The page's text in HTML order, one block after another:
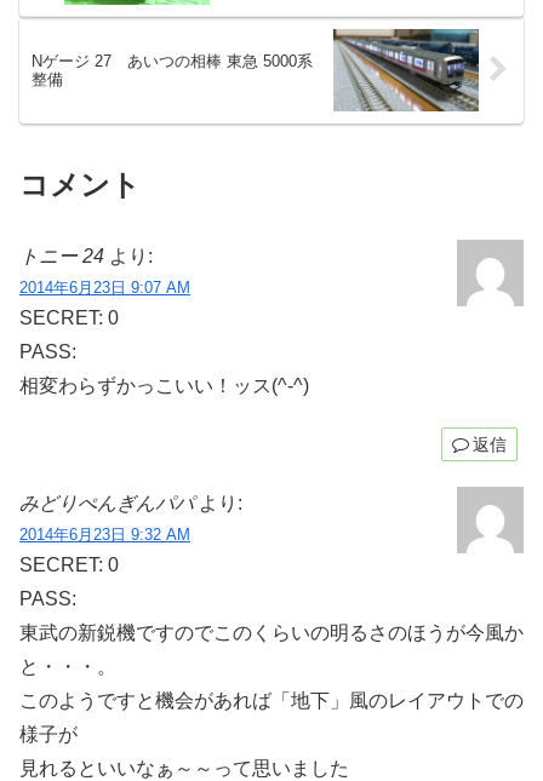
Nゲージ 27 あいつの相棒 東急 5000系
整備
コメント
トニー 24 より:
2014年6月23日 9:07 AM
SECRET: 0
PASS:
相変わらずかっこいい！ッス(^-^)
返信
みどりぺんぎんパパ より:
2014年6月23日 9:32 AM
SECRET: 0
PASS:
東武の新鋭機ですのでこのくらいの明るさのほうが今風か
と・・・。
このようですと機会があれば「地下」風のレイアウトでの
様子が
見れるといいなぁ～～って思いました